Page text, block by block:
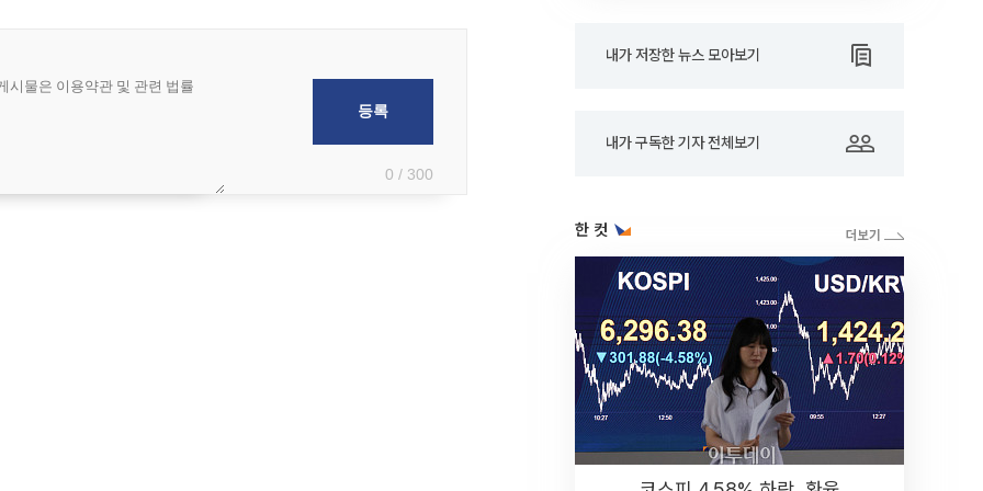
0 / 300
내가 저장한 뉴스 모아보기
내가 구독한 기자 전체보기
한 컷